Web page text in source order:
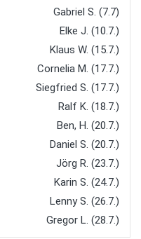
Gabriel S. (7.7)
Elke J. (10.7.)
Klaus W. (15.7.)
Cornelia M. (17.7.)
Siegfried S. (17.7.)
Ralf K. (18.7.)
Ben, H. (20.7.)
Daniel S. (20.7.)
Jörg R. (23.7.)
Karin S. (24.7.)
Lenny S. (26.7.)
Gregor L. (28.7.)